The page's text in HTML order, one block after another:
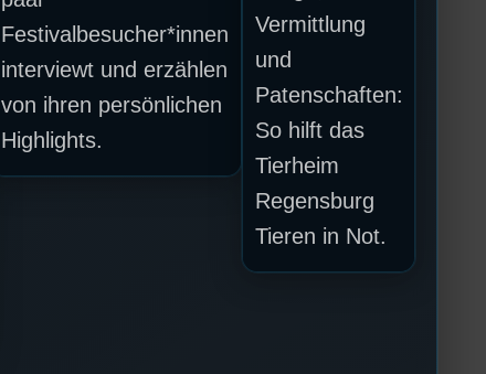
Festivalbesucher*innen
interviewt und erzählen
von ihren persönlichen
Highlights.
Vermittlung
und
Patenschaften:
So hilft das
Tierheim
Regensburg
Tieren in Not.